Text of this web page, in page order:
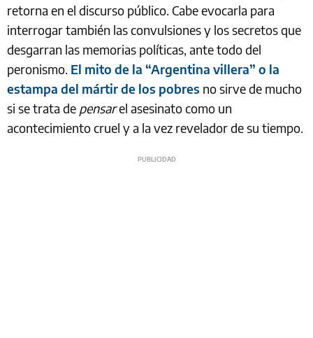
retorna en el discurso público. Cabe evocarla para
interrogar también las convulsiones y los secretos que
desgarran las memorias políticas, ante todo del
peronismo. El mito de la “Argentina villera” o la
estampa del mártir de los pobres no sirve de mucho
si se trata de pensarel asesinato como un
acontecimiento cruel y a la vez revelador de su tiempo.